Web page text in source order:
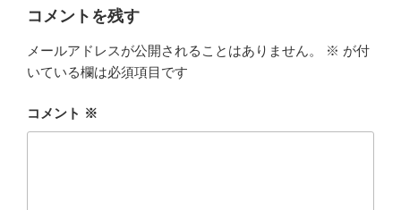
コメントを残す
メールアドレスが公開されることはありません。 ※ が付
いている欄は必須項目です
コメント ※